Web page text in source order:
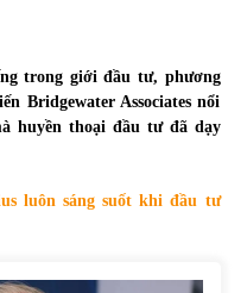
CTCK mua ròng 28,7 tỷ đồng
thế giới – Bảng xếp hạng 2022
trong giới đầu tư, phương
Bridgewater Associates nổi
huyền thoại đầu tư đã dạy
luôn sáng suốt khi đầu tư